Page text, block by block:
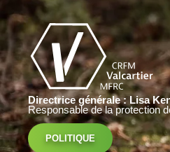
Directrice générale : Lisa
Responsable de la protection
POLITIQUE